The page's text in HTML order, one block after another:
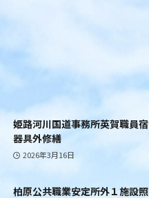
姫路河川国道事務所英賀職員
器具外修繕
2026年3月16日
柏原公共職業安定所外１施設